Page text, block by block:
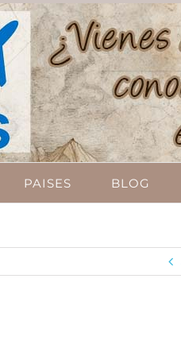
PAISES BLOG